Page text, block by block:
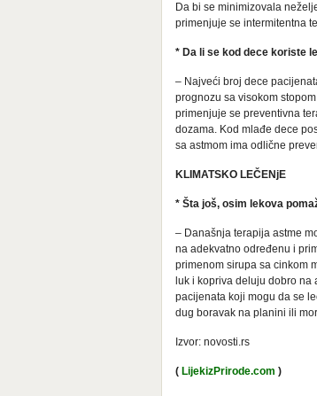
Da bi se minimizovala
primenjuje se intermitentna
* Da li se kod dece koriste
– Najveći broj dece
prognozu sa visokom
primenjuje se preventivna
dozama. Kod mlađe dece
sa astmom ima odlične
KLIMATSKO LEČENjE
* Šta još, osim lekova
– Današnja terapija astme
na adekvatno određenu i
primenom sirupa sa cinkom
luk i kopriva deluju dobro
pacijenata koji mogu da se
dug boravak na planini ili
Izvor: novosti.rs
( LijekizPrirode.com )